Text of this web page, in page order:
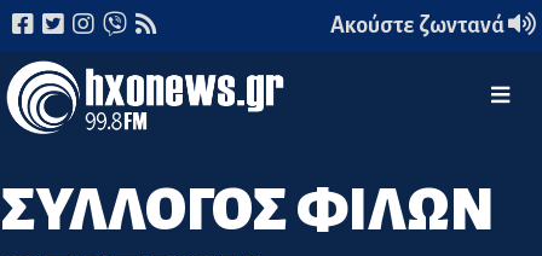
Ακούστε ζωντανά
ΣΥΛΛΟΓΟΣ ΦΙΛΩΝ